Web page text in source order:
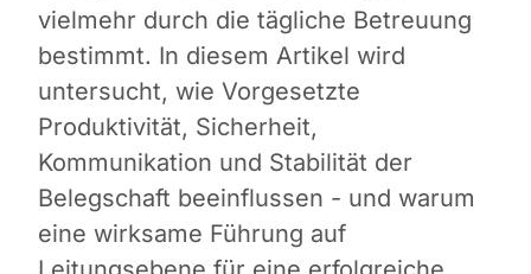
vielmehr durch die tägliche Betreuung
bestimmt. In diesem Artikel wird
untersucht, wie Vorgesetzte
Produktivität, Sicherheit,
Kommunikation und Stabilität der
Belegschaft beeinflussen - und warum
eine wirksame Führung auf